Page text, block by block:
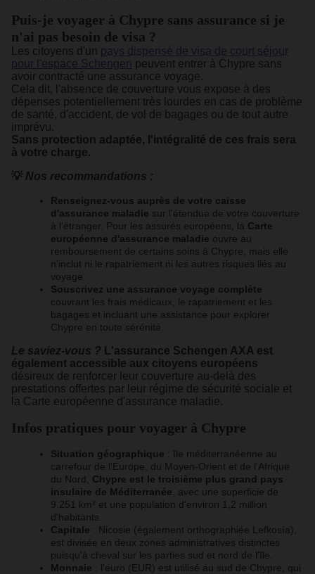
Puis-je voyager à Chypre sans assurance si je
n'ai pas besoin de visa ?
Les citoyens d'un
pays dispensé de visa de court séjour
pour l'espace Schengen
peuvent entrer à Chypre sans
avoir contracté une assurance voyage.
Cela dit, l'absence de couverture vous expose à des
dépenses potentiellement très lourdes en cas de problème
de santé, d'accident, de vol de bagages ou de tout autre
imprévu.
Sans protection adaptée, l'intégralité de ces frais sera
à votre charge.
💡 Nos recommandations :
Renseignez-vous auprès de votre caisse
d'assurance maladie sur l'étendue de votre couverture
à l'étranger. Pour les assurés européens, la Carte
européenne d'assurance maladie ouvre au
remboursement de certains soins à Chypre, mais elle
n'inclut ni le rapatriement ni les autres risques liés au
voyage.
Souscrivez une assurance voyage complète
couvrant les frais médicaux, le rapatriement et les
bagages et incluant une assistance pour explorer
Chypre en toute sérénité.
Le saviez-vous ? L'assurance Schengen AXA est
également accessible aux citoyens européens
désireux de renforcer leur couverture au-delà des
prestations offertes par leur régime de sécurité sociale et
la Carte européenne d'assurance maladie.
Infos pratiques pour voyager à Chypre
Situation géographique : île méditerranéenne au
carrefour de l'Europe, du Moyen-Orient et de l'Afrique
du Nord, Chypre est le troisième plus grand pays
insulaire de Méditerranée , avec une superficie de
9.251 km² et une population d'environ 1,2 million
d'habitants.
Capitale : Nicosie (également orthographiée Lefkosía),
est divisée en deux zones administratives distinctes
puisqu'à cheval sur les parties sud et nord de l'île.
Monnaie : l'euro (EUR) est utilisé au sud de Chypre, qui